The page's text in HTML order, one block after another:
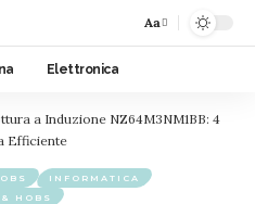
Aa
Elettronica
a Induzione NZ64M3NM1BB: 4
Efficiente
INFORMATICA
HOBS